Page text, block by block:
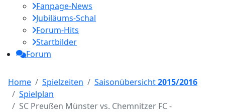
Fanpage-News
Jubiläums-Schal
Forum-Hits
Startbilder
Forum
Home Spielzeiten Saisonübersicht2015/2016
Spielplan
SC Preußen Münster vs. Chemnitzer FC -